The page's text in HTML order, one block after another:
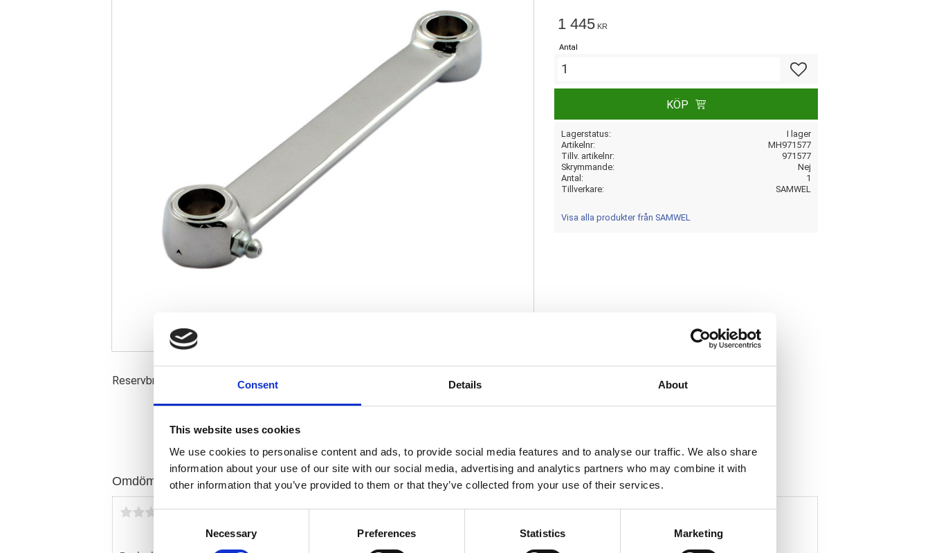
Consent Details About
This website uses cookies
We use cookies to personalise content and ads, to provide social media features and to analyse our traffic. We also share
information about your use of our site with our social media, advertising and analytics partners who may combine it with
other information that you’ve provided to them or that they’ve collected from your use of their services.
C
Necessary Preferences Statistics Marketing
1 445 KR
Antal
KÖP
Lagerstatus
I lager
Artikelnr
MH971577
Tillv. artikelnr
971577
Skrymmande
Nej
Antal
1
Tillverkare
SAMWEL
Visa alla produkter från SAMWEL
Reservbromsen ska vara fastspänd i aktiestil.
Dela med dig
c
b
o
Omdömen
Du